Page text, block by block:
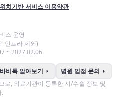
위치기반 서비스 이용약관
스 운영
인프라 제외)
~ 2027.02.06
바비톡 알아보기 arrow_right 병원 입점 문의 arrow_right
로, 의료기관이 등록한 시/수술 정보 및
.